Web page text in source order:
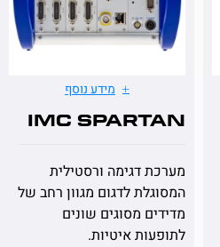
מידע נוסף
imc SPARTAN
מערכת דגימה ורסטילית
המסוגלת לדגום מגוון רחב של
מדידים מסוגים שונים
לתופעות איטיות.